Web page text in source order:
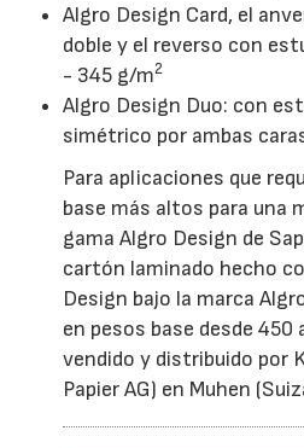
Algro Design Card, el
doble y el reverso con
- 345 g/m2
Algro Design Duo: con
simétrico por ambas
Para aplicaciones que
base más altos para una
gama Algro Design de
cartón laminado hecho
Design bajo la marca
en pesos base desde 450
vendido y distribuido por
Papier AG) en Muhen